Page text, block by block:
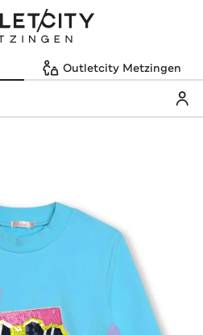
Outletcity Metzingen